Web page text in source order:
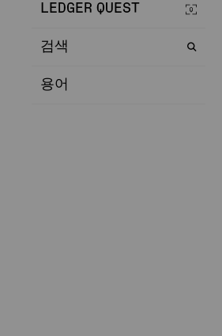
LEDGER QUEST
검색
용어